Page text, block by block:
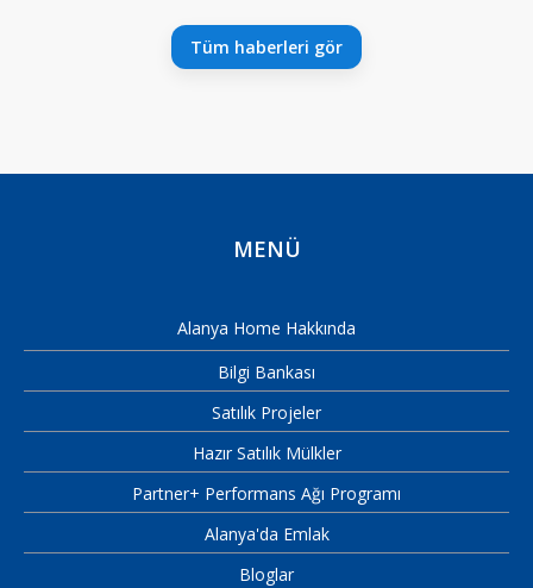
Tüm haberleri gör
MENÜ
Alanya Home Hakkında
Bilgi Bankası
Satılık Projeler
Hazır Satılık Mülkler
Partner+ Performans Ağı Programı
Alanya'da Emlak
Bloglar